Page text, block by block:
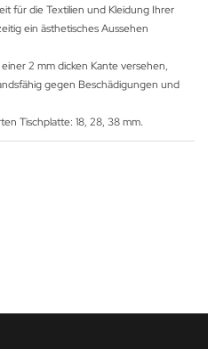
für die Textilien und Kleidung Ihrer
ein ästhetisches Aussehen
2 mm dicken Kante versehen,
gegen Beschädigungen und
Tischplatte: 18, 28, 38 mm.